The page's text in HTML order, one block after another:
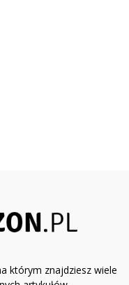
którym znajdziesz wiele